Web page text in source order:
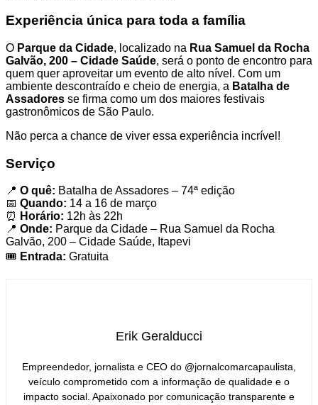
Experiência única para toda a família
O Parque da Cidade, localizado na Rua Samuel da Rocha
Galvão, 200 – Cidade Saúde, será o ponto de encontro para
quem quer aproveitar um evento de alto nível. Com um
ambiente descontraído e cheio de energia, a Batalha de
Assadores se firma como um dos maiores festivais
gastronômicos de São Paulo.
Não perca a chance de viver essa experiência incrível!
Serviço
📍 O quê: Batalha de Assadores – 74ª edição
📅 Quando: 14 a 16 de março
⏰ Horário: 12h às 22h
📍 Onde: Parque da Cidade – Rua Samuel da Rocha
Galvão, 200 – Cidade Saúde, Itapevi
🎟 Entrada: Gratuita
Erik Geralducci
Empreendedor, jornalista e CEO do @jornalcomarcapaulista,
veículo comprometido com a informação de qualidade e o
impacto social. Apaixonado por comunicação transparente e